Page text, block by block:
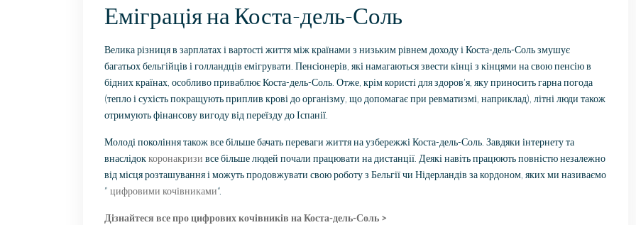
Еміграція на Коста-дель-Соль
Велика різниця в зарплатах і вартості життя між країнами з низьким рівнем доходу і Коста-дель-Соль змушує
багатьох бельгійців і голландців емігрувати. Пенсіонерів, які намагаються звести кінці з кінцями на свою пенсію в
бідних країнах, особливо приваблює Коста-дель-Соль. Отже, крім користі для здоров’я, яку приносить гарна погода
(тепло і сухість покращують приплив крові до організму, що допомагає при ревматизмі, наприклад), літні люди також
отримують фінансову вигоду від переїзду до Іспанії.
Молоді покоління також все більше бачать переваги життя на узбережжі Коста-дель-Соль. Завдяки інтернету та
внаслідоккоронакризи все більше людей почали працювати на дистанції. Деякі навіть працюють повністю незалежно
від місця розташування і можуть продовжувати свою роботу з Бельгії чи Нідерландів за кордоном, яких ми називаємо
” цифровими кочівниками“.
Дізнайтеся все про цифрових кочівників на Коста-дель-Соль >